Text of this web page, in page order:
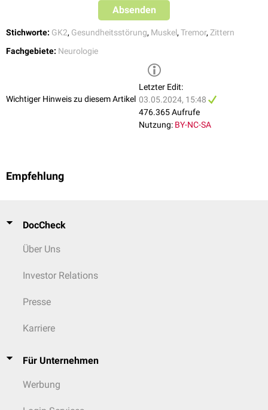
Morbus Parkinson.
Aktionstremormit seinen Unterformen
Kinetischer Termor(Bewegungstremor)
Eine besondere Form des Ruhetremors ist derPillendreher-Tremor
Orthostatischer Tremor
Psychogener Tremor
Titubation
physiologischer Tremor
Monosynaptischer Ruhetremor
Gaumensegeltremor
Absenden
Stichworte: GK2, Gesundheitsstörung, Muskel, Tremor, Zittern
Fachgebiete: Neurologie
Wichtiger Hinweis zu diesem Artikel
Letzter Edit:
03.05.2024, 15:48
476.365 Aufrufe
Nutzung: BY-NC-SA
Empfehlung
DocCheck
Über Uns
Investor Relations
Presse
Karriere
Für Unternehmen
Werbung